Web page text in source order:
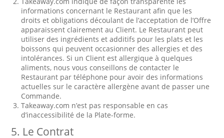
informations concernant le Restaurant afin que les
droits et obligations découlant de l’acceptation de l’Offre
apparaissent clairement au Client. Le Restaurant peut
utiliser des ingrédients et additifs pour les plats et les
boissons qui peuvent occasionner des allergies et des
intolérances. Si un Client est allergique à quelques
aliments, nous vous conseillons de contacter le
Restaurant par téléphone pour avoir des informations
actuelles sur le caractère allergène avant de passer une
Commande.
Takeaway.com n’est pas responsable en cas
d’inaccessibilité de la Plate-forme.
5. Le Contrat